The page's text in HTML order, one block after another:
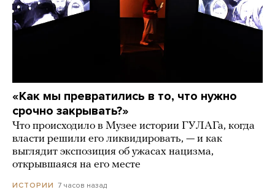
«Как мы превратились в то, что нужно
срочно закрывать?»
Что происходило в Музее истории ГУЛАГа, когда
власти решили его ликвидировать, — и как
выглядит экспозиция об ужасах нацизма,
открывшаяся на его месте
ИСТОРИИ 7 часов назад